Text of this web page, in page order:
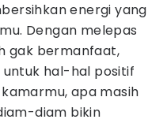
energi yang
Dengan melepas
gak bermanfaat,
hal-hal positif
apa masih
diam bikin